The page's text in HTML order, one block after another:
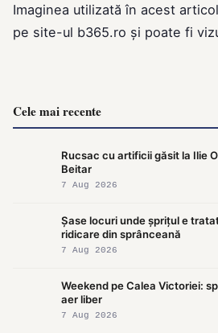
Imaginea utilizată în acest
pe site-ul b365.ro și poate fi
Cele mai recente
Rucsac cu artificii găsit la Ilie
Beitar
7 Aug 2026
Șase locuri unde șprițul e
ridicare din sprânceană
7 Aug 2026
Weekend pe Calea Victoriei:
aer liber
7 Aug 2026